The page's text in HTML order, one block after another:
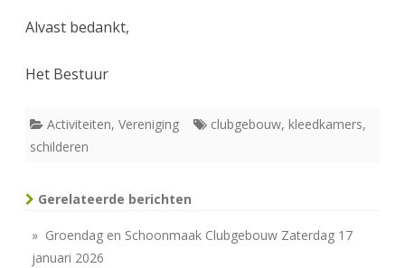
Alvast bedankt,
Het Bestuur
Activiteiten, Vereniging clubgebouw, kleedkamers,
schilderen
Gerelateerde berichten
» Groendag en Schoonmaak Clubgebouw Zaterdag 17
januari 2026